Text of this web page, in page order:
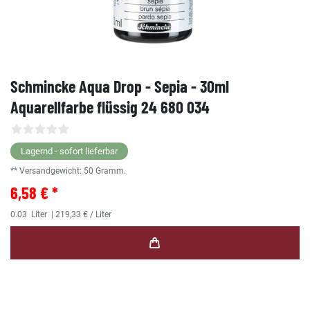
Schmincke Aqua Drop - Sepia - 30ml
Aquarellfarbe flüssig 24 680 034
Lagernd - sofort lieferbar
** Versandgewicht: 50 Gramm.
6,58 € *
0.03 Liter | 219,33 € / Liter